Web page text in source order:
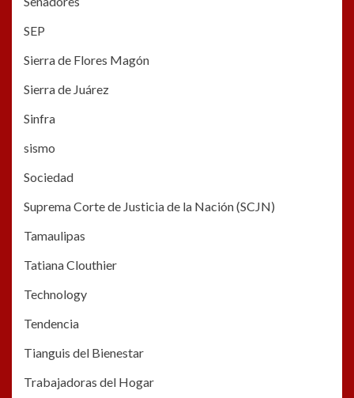
SEP
Sierra de Flores Magón
Sierra de Juárez
Sinfra
sismo
Sociedad
Suprema Corte de Justicia de la Nación (SCJN)
Tamaulipas
Tatiana Clouthier
Technology
Tendencia
Tianguis del Bienestar
Trabajadoras del Hogar